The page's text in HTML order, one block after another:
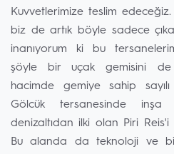
Kuvvetlerimize teslim
biz de artık böyle sadece
inanıyorum ki bu
şöyle bir uçak gemisini de
hacimde gemiye sahip
Gölcük tersanesinde
denizaltıdan ilki olan Piri
Bu alanda da teknoloji ve